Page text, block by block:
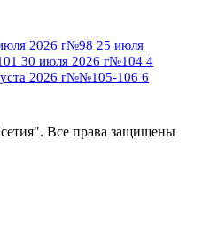
г№95+96 3 августа
г№96 9 августа
г
августа 2012 г
2026 г№98 25 июля
30 июля 2026 г№104 4
2026 г№№105-106 6
Все права защищены